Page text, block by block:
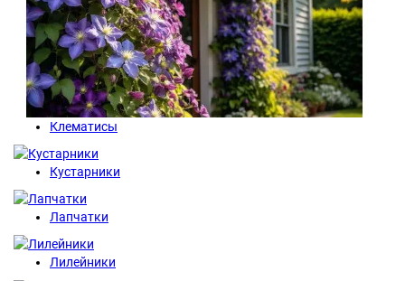
Клематисы
Кустарники
Лапчатки
Лилейники